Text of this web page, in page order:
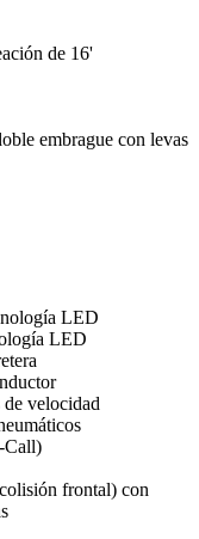
de 16'
embrague con levas
LED
LED
velocidad
Call)
frontal) con